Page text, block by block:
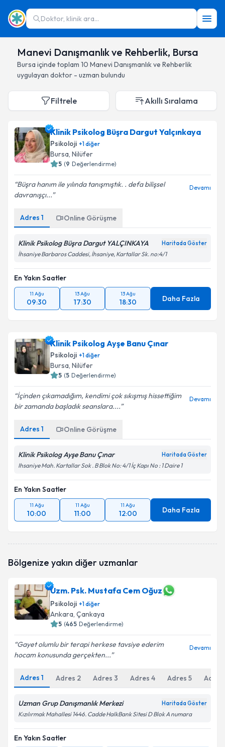
Doktor, klinik ara...
Manevi Danışmanlık ve Rehberlik, Bursa
Bursa içinde toplam 10 Manevi Danışmanlık ve Rehberlik
uygulayan doktor - uzman bulundu
Filtrele Akıllı Sıralama
Klinik Psikolog Büşra Dargut Yalçınkaya
Psikoloji +1diğer
Bursa, Nilüfer
5 (9 Değerlendirme)
Büşra hanım ile yılında tanışmıştık. . defa bilişsel
davranışçı...
Devamı
Adres 1 Online Görüşme
Klinik Psikolog Büşra Dargut YALÇINKAYA Haritada Göster
İhsaniye Barbaros Caddesi, İhsaniye, Kartallar Sk. no:4/1
En Yakın Saatler
11 Ağu
09:30
13 Ağu
17:30
13 Ağu
18:30 Daha Fazla
Klinik Psikolog Ayşe Banu Çınar
Psikoloji +1diğer
Bursa, Nilüfer
5 (5 Değerlendirme)
İçinden çıkamadığım, kendimi çok sıkışmış hissettiğim
bir zamanda başladık seanslara....
Devamı
Adres 1 Online Görüşme
Klinik Psikolog Ayşe Banu Çınar Haritada Göster
Ihsaniye Mah. Kartallar Sok . B Blok No: 4/1 İç Kapı No : 1 Daire 1
En Yakın Saatler
11 Ağu
10:00
11 Ağu
11:00
11 Ağu
12:00 Daha Fazla
Bölgenize yakın diğer uzmanlar
Uzm. Psk. Mustafa Cem Oğuz
Psikoloji +1diğer
Ankara, Çankaya
5 (465 Değerlendirme)
Gayet olumlu bir terapi herkese tavsiye ederim
hocam konusunda gerçekten...
Devamı
Adres 1 Adres 2 Adres 3 Adres 4 Adres 5 Adres
Uzman Grup Danışmanlık Merkezi Haritada Göster
Kızılırmak Mahallesi 1446. Cadde HalkBank Sitesi D Blok A numara
En Yakın Saatler